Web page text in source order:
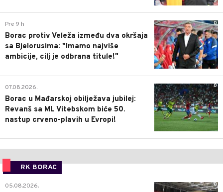
0
Pre 9 h
Borac protiv Veleža između dva okršaja
sa Bjelorusima: "Imamo najviše
ambicije, cilj je odbrana titule!"
0
07.08.2026.
Borac u Mađarskoj obilježava jubilej:
Revanš sa ML Vitebskom biće 50.
nastup crveno-plavih u Evropi!
RK BORAC
0
05.08.2026.